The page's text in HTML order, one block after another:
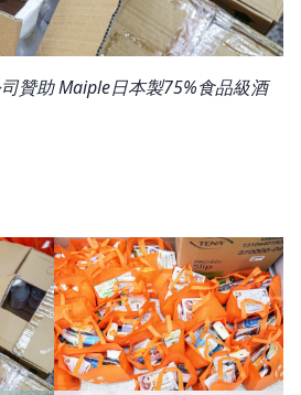
贊助 Maiple日本製75%食品級酒